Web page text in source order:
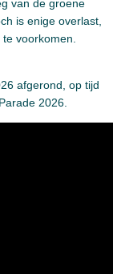
van de groene
is enige overlast,
voorkomen.
afgerond, op tijd
2026.